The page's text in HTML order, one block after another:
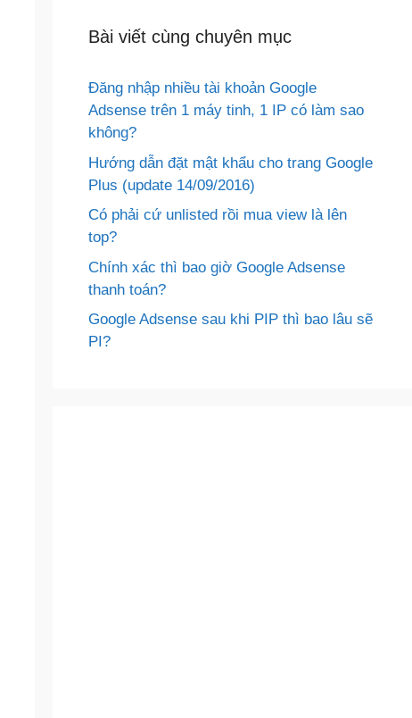
Bài viết cùng chuyên mục
Đăng nhập nhiều tài khoản Google
Adsense trên 1 máy tinh, 1 IP có làm sao
không?
Hướng dẫn đặt mật khẩu cho trang Google
Plus (update 14/09/2016)
Có phải cứ unlisted rồi mua view là lên
top?
Chính xác thì bao giờ Google Adsense
thanh toán?
Google Adsense sau khi PIP thì bao lâu sẽ
PI?